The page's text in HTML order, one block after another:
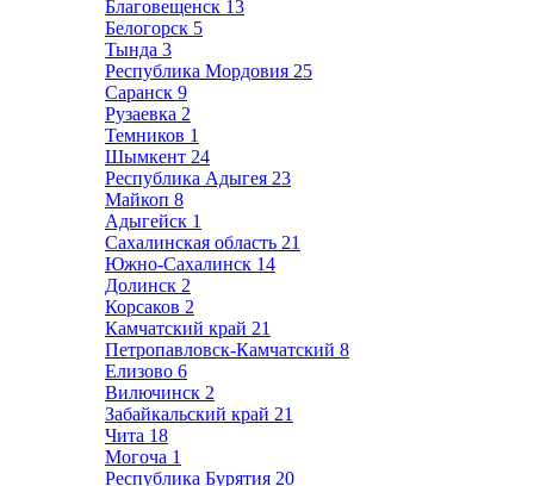
Благовещенск 13
Белогорск 5
Тында 3
Республика Мордовия 25
Саранск 9
Рузаевка 2
Темников 1
Шымкент 24
Республика Адыгея 23
Майкоп 8
Адыгейск 1
Сахалинская область 21
Южно-Сахалинск 14
Долинск 2
Корсаков 2
Камчатский край 21
Петропавловск-Камчатский 8
Елизово 6
Вилючинск 2
Забайкальский край 21
Чита 18
Могоча 1
Республика Бурятия 20